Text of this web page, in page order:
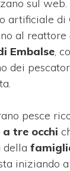
sul web.
artificiale di
al reattore
Embalse,
dei
pesce
a tre occhi
della
iniziando